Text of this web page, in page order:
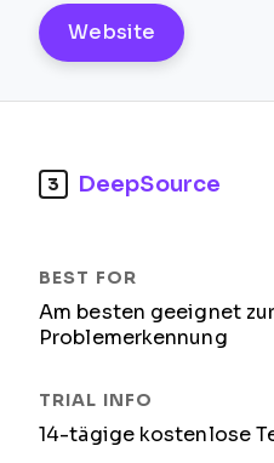
Website
3 DeepSource
Am besten geeignet
Problemerkennung
14-tägige kostenlose